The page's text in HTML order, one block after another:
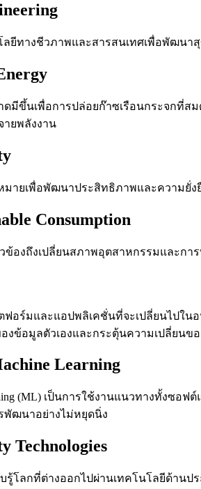
ลยีทางชีวภาพและสารสนเทศเพื่อพัฒน
ดมีขึ้นเพื่อการปล่อยก๊าซเรือนกระจกที่
ายพลังงาน
าหมายเพื่อพัฒนาประสิทธิภาพและควา
Consumption
ข้องถึงเปลี่ยนสภาพอุตสาหกรรมและก
ฟอร์มและแอปพลิเคชั่นที่จะเปลี่ยนไปใ
งข้อมูลตัวเองและกระตุ้นความเปลี่ยนข
Learning
(ML) เป็นการใช้งานแนวทางทั้งซ
พัฒนาอย่างไม่หยุดนิ่ง
Technologies
รู้โลกที่ต่างออกไปผ่านเทคโนโลยีด้าน